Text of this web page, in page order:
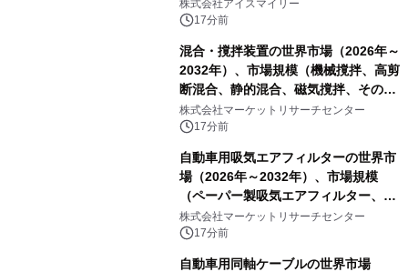
かる実践ガイド
株式会社アイスマイリー
17分前
混合・撹拌装置の世界市場（2026年～
2032年）、市場規模（機械撹拌、高剪
断混合、静的混合、磁気撹拌、その
他）・分析レポートを発表
株式会社マーケットリサーチセンター
17分前
自動車用吸気エアフィルターの世界市
場（2026年～2032年）、市場規模
（ペーパー製吸気エアフィルター、ガ
ーゼ製吸気エアフィルター、フォーム
製吸気エアフィルター）・分析レポー
株式会社マーケットリサーチセンター
17分前
自動車用同軸ケーブルの世界市場